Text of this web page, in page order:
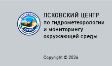
ПСКОВСКИЙ ЦЕНТР
по гидрометеорологии
и мониторингу
окружающей среды
Copyright © 2026